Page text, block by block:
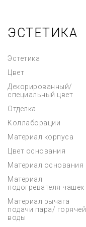
ЭСТЕТИКА
Эстетика
Цвет
Декорированный/
специальный цвет
Отделка
Коллаборации
Материал корпуса
Цвет основания
Материал основания
Материал
подогревателя чашек
Материал рычага
подачи пара/ горячей
воды